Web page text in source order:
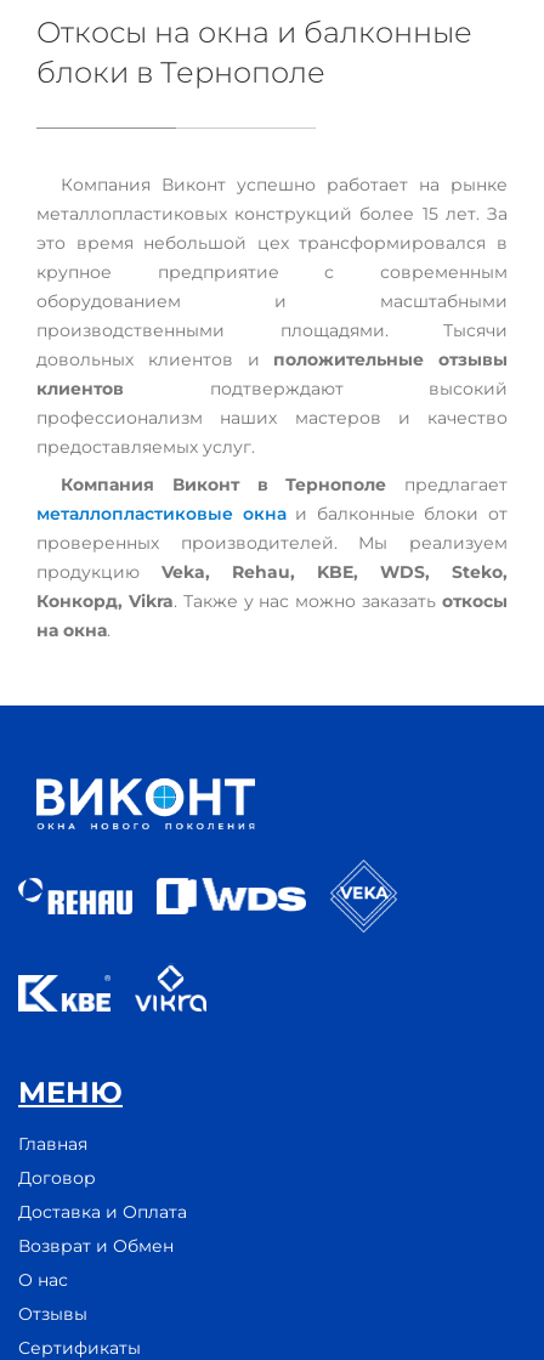
Откосы на окна и балконные
блоки в Тернополе
Компания Виконт успешно работает на рынке
металлопластиковых конструкций более 15 лет. За
это время небольшой цех трансформировался в
крупное предприятие с современным
оборудованием и масштабными
производственными площадями. Тысячи
довольных клиентов и положительные отзывы
клиентов подтверждают высокий
профессионализм наших мастеров и качество
предоставляемых услуг.
Компания Виконт в Тернополе предлагает
металлопластиковые окнаи балконные блоки от
проверенных производителей. Мы реализуем
продукцию Veka, Rehau, KBE, WDS, Steko,
Конкорд, Vikra. Также у нас можно заказатьоткосы
на окна.
МЕНЮ
Главная
Договор
Доставка и Оплата
Возврат и Обмен
О нас
Отзывы
Сертификаты